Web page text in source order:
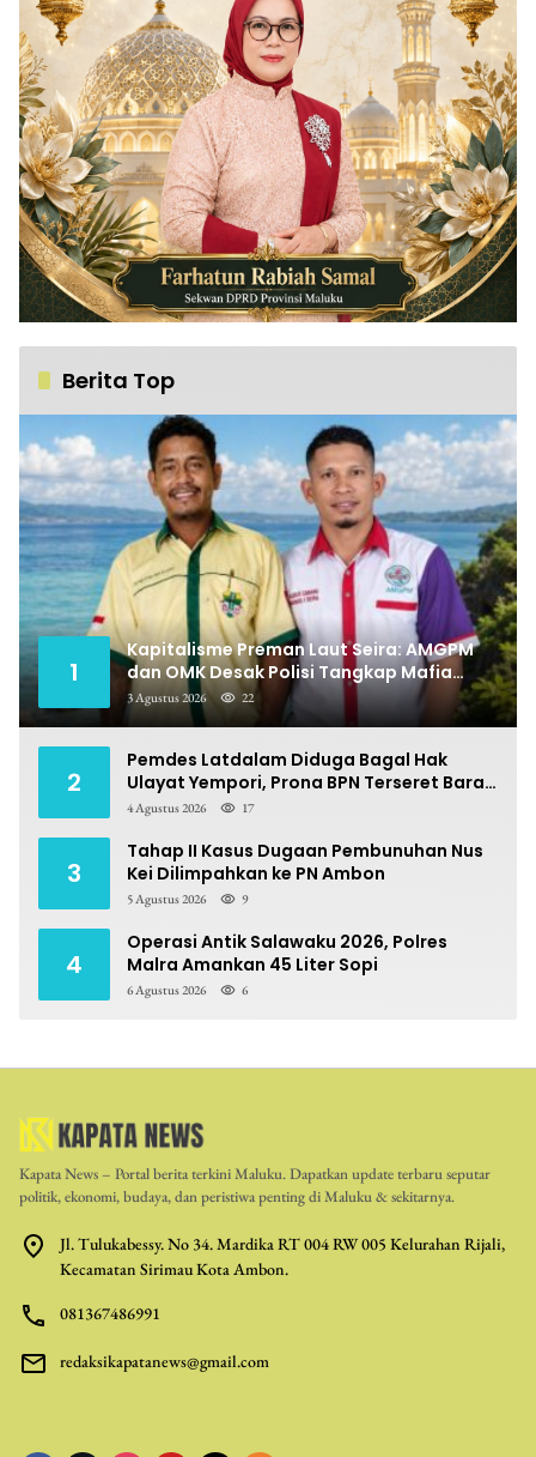
Berita Top
1
Kapitalisme Preman Laut Seira: AMGPM
dan OMK Desak Polisi Tangkap Mafia
Pungli
3 Agustus 2026 22
2
Pemdes Latdalam Diduga Bagal Hak
Ulayat Yempori, Prona BPN Terseret Bara
Sengketa
4 Agustus 2026 17
3
Tahap II Kasus Dugaan Pembunuhan Nus
Kei Dilimpahkan ke PN Ambon
5 Agustus 2026 9
4
Operasi Antik Salawaku 2026, Polres
Malra Amankan 45 Liter Sopi
6 Agustus 2026 6
Kapata News – Portal berita terkini Maluku. Dapatkan update terbaru seputar
politik, ekonomi, budaya, dan peristiwa penting di Maluku & sekitarnya.
Jl. Tulukabessy. No 34. Mardika RT 004 RW 005 Kelurahan Rijali,
Kecamatan Sirimau Kota Ambon.
081367486991
redaksikapatanews@gmail.com